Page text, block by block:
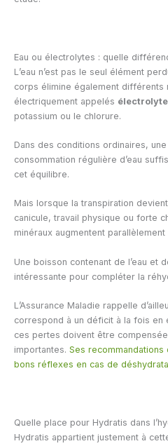
Eau ou électrolytes : quelle
L’eau n’est pas le seul élément
corps élimine également différents
électriquement appelés
potassium ou le chlorure.
Dans des conditions ordinaires,
consommation régulière d’eau
cet équilibre.
Mais lorsque la transpiration
canicule, travail physique ou forte
minéraux augmentent parallèlement
Une boisson contenant de l’eau et
intéressante pour compléter la
L’Assurance Maladie rappelle
correspond à un déficit à la fois en
ces pertes doivent être
importantes. Ses
bons réflexes en cas de
Quelle place pour Hydratis dans
Hydratis appartient justement à